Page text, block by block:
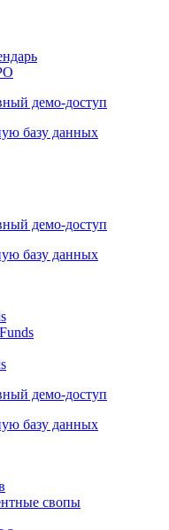
демо-доступ
базу данных
демо-доступ
базу данных
демо-доступ
базу данных
свопы